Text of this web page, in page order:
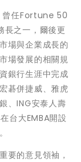
曾任Fortune 50
長之一，爾後更
場與企業成長的
場發展的相關規
銀行生涯中完成
碁併捷威、雅虎
、ING安泰人壽
台大EMBA開設
要的意見領袖，